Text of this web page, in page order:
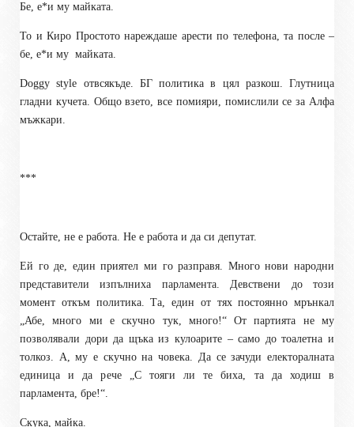
Бе, е*и му майката.
То и Киро Простото нареждаше арести по телефона, та после –
бе, е*и му майката.
Doggy style отвсякъде. БГ политика в цял разкош. Глутница
гладни кучета. Общо взето, все помияри, помислили се за Алфа
мъжкари.
***
Остайте, не е работа. Не е работа и да си депутат.
Ей го де, един приятел ми го разправя. Много нови народни
представители изпълниха парламента. Девствени до този
момент откъм политика. Та, един от тях постоянно мрънкал
„Абе, много ми е скучно тук, много!“ От партията не му
позволявали дори да щъка из кулоарите – само до тоалетна и
толкоз. А, му е скучно на човека. Да се зачуди електоралната
единица и да рече „С тояги ли те биха, та да ходиш в
парламента, бре!“.
Скука, майка.